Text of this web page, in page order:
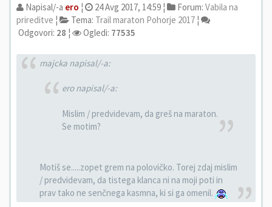
Napisal/-a ero ¦ 24 Avg 2017, 14:59 ¦ Forum: Vabila na
prireditve ¦ Tema: Trail maraton Pohorje 2017 ¦
Odgovori: 28 ¦ Ogledi: 77535
majcka napisal/-a:
ero napisal/-a:
Mislim / predvidevam, da greš na maraton.
Se motim?
Motiš se.....zopet grem na polovičko. Torej zdaj mislim
/ predvidevam, da tistega klanca ni na moji poti in
prav tako ne senčnega kasmna, ki si ga omenil.